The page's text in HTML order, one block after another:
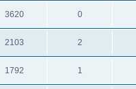
0
3620
2
2103
1
1792